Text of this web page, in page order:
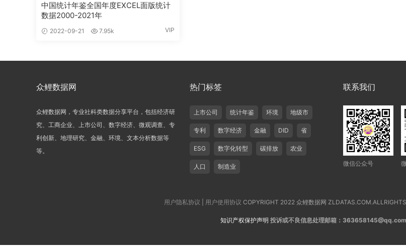
中国统计年鉴全国年度EXCEL面版统计
数据2000-2021年
2022-09-21 7.95k VIP
众鲤数据网
众鲤数据网，专业社科类数据分享平台，包括经济研
究、工商企业、上市公司、数字经济、微观调查、专
利创新、地理研究、金融、环境、文本分析数据等
等。
热门标签
上市公司 统计年鉴 环境 地级市
专利 数字经济 金融 DID 省
ESG 数字化转型 碳排放 农业
人口 制造业
联系我们
微信公众号
用户隐私协议 用户使用协议 COPYRIGHT 2022 众鲤数据网 ZLDATAS.COM.ALLRIGHTS
知识产权保护声明 投诉或不良信息处理邮箱：363658145@qq.com